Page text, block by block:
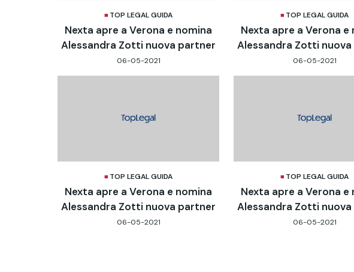
TOP LEGAL GUIDA
Nexta apre a Verona e nomina
Alessandra Zotti nuova partner
06-05-2021
TOP LEGAL GUIDA
Nexta apre a Verona e
Alessandra Zotti
06-05-2021
TOP LEGAL GUIDA
Nexta apre a Verona e nomina
Alessandra Zotti nuova partner
06-05-2021
TOP LEGAL GUIDA
Nexta apre a Verona e
Alessandra Zotti
06-05-2021